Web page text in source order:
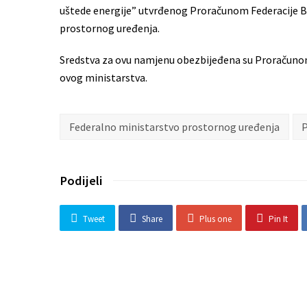
uštede energije” utvrđenog Proračunom Federacije
prostornog uređenja.
Sredstva za ovu namjenu obezbijeđena su
ovog ministarstva.
Federalno ministarstvo prostornog uređenja
Podijeli
Tweet Share Plus one Pin It